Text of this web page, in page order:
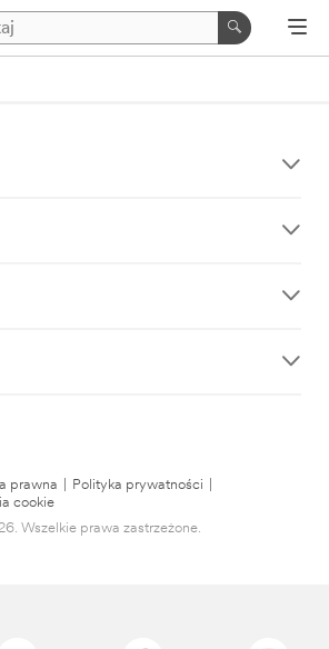
prawna Polityka prywatności
cookie
Wszelkie prawa zastrzeżone.